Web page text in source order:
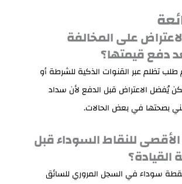
على المخالفة
دفع قيمتها؟
تظلم عبر القنوات الذكية للشرطة أو
لكن يُفضل الاعتراض قبل الدفع لأن سداد
بصحتها في بعض الحالات.
للنقاط السوداء قبل
تراكم 24 نقطة سوداء في السجل المروري للسائق